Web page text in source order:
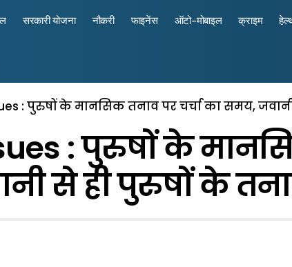
सरकारी योजना नौकरी फाइनेंस ऑटो-मोबाइल क्राइम
: पुरुषों के मानसिक तनाव पर चर्चा का समय,
: पुरुषों के
से ही पुरुषों के